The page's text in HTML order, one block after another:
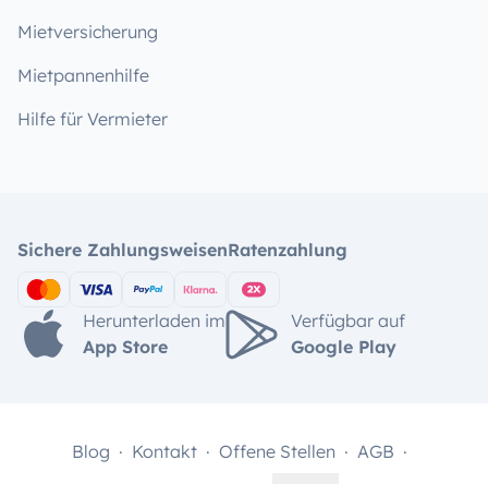
Mietversicherung
Mietpannenhilfe
Hilfe für Vermieter
Sichere ZahlungsweisenRatenzahlung
Herunterladen im
App Store
Verfügbar auf
Google Play
Blog Kontakt Offene Stellen
AGB